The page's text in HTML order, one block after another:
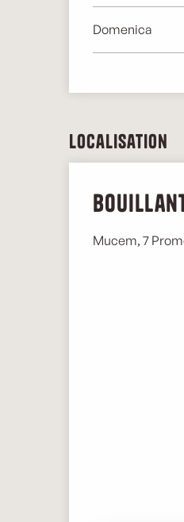
Domenica
Localisation
Mucem, 7